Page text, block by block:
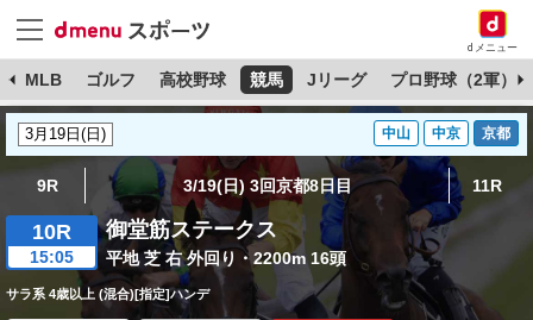
dメニュー
MLB ゴルフ 高校野球 競馬 Jリーグ プロ野球（2軍）
中山 中京 京都
9R 3/19(日) 3回京都8日目 11R
10R
15:05
御堂筋ステークス
平地 芝 右 外回り・2200m 16頭
サラ系 4歳以上 (混合)[指定]ハンデ